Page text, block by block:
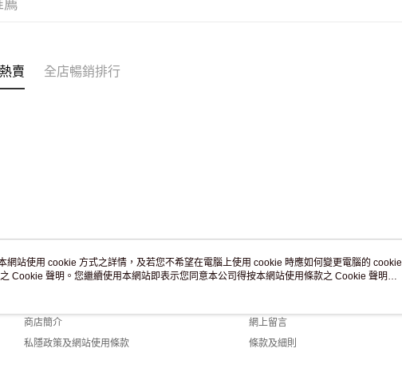
薦
賣 全店暢銷排行
關於我們
商店簡介
私隱政策及網站使用條款
客戶服務
網上留言
條款及細則
網站使用 cookie 方式之詳情，及若您不希望在電腦上使用 cookie 時應如何變更電腦的 cookie
Cookie 聲明。您繼續使用本網站即表示您同意本公司得按本網站使用條款之 Cookie 聲明使